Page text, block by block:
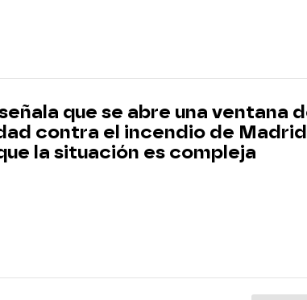
que se abre una ventana
contra el incendio de
la situación es compleja